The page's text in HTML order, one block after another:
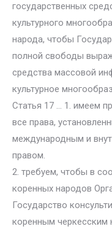
государственных
культурного
народа, чтобы
полной свободы
средства массовой
культурное
Статья 17 … 1. имеем
все права,
международным и
правом.
2. требуем, чтобы в
коренных народов
Государство
коренным черкесским